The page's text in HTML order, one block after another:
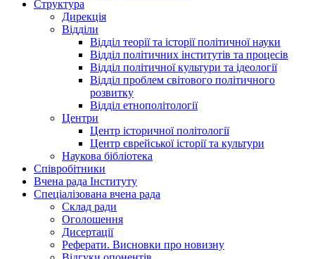
Структура
Дирекція
Відділи
Відділ теорії та історії політичної науки
Відділ політичних інститутів та процесів
Відділ політичної культури та ідеології
Відділ проблем світового політичного
розвитку
Відділ етнополітології
Центри
Центр історичної політології
Центр єврейської історії та культури
Наукова бібліотека
Співробітники
Вчена рада Інституту
Спеціалізована вчена рада
Склад ради
Оголошення
Дисертації
Реферати. Висновки про новизну